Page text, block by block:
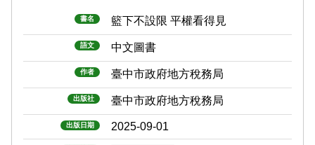
書名 籃下不設限 平權看得見
語文 中文圖書
作者 臺中市政府地方稅務局
出版社 臺中市政府地方稅務局
出版日期 2025-09-01